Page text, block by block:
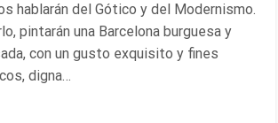
hablarán del Gótico y del Modernismo.
pintarán una Barcelona burguesa y
con un gusto exquisito y fines
digna…